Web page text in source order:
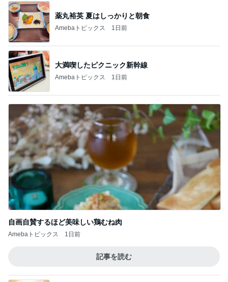
薬丸裕英 夏はしっかりと朝食
Amebaトピックス 1日前
大満喫したピクニック新幹線
Amebaトピックス 1日前
自画自賛するほど美味しい鶏むね肉
Amebaトピックス 1日前
記事を読む